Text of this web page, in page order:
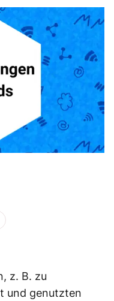
z. B. zu
und genutzten